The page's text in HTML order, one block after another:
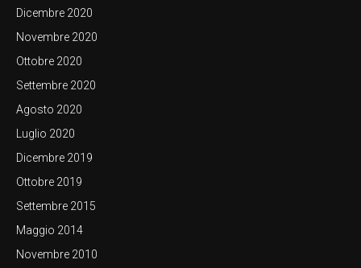
Dicembre 2020
Novembre 2020
Ottobre 2020
Settembre 2020
Agosto 2020
Luglio 2020
Dicembre 2019
Ottobre 2019
Settembre 2015
Maggio 2014
Novembre 2010